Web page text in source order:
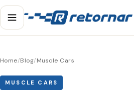
Home/Blog/Muscle Cars
MUSCLE CARS